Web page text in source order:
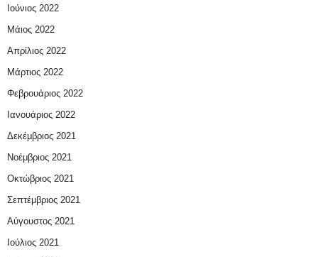
Ιούνιος 2022
Μάιος 2022
Απρίλιος 2022
Μάρτιος 2022
Φεβρουάριος 2022
Ιανουάριος 2022
Δεκέμβριος 2021
Νοέμβριος 2021
Οκτώβριος 2021
Σεπτέμβριος 2021
Αύγουστος 2021
Ιούλιος 2021